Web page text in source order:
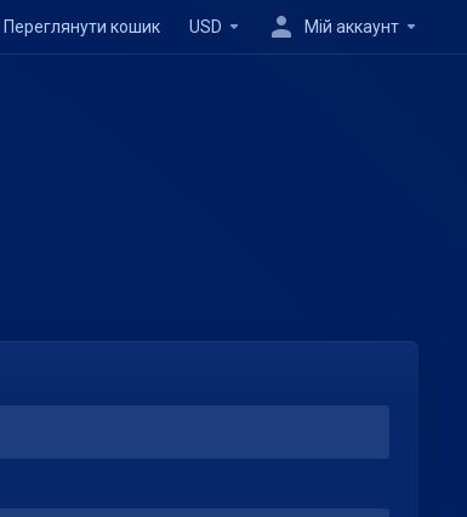
Переглянути кошик USD Мій аккаунт